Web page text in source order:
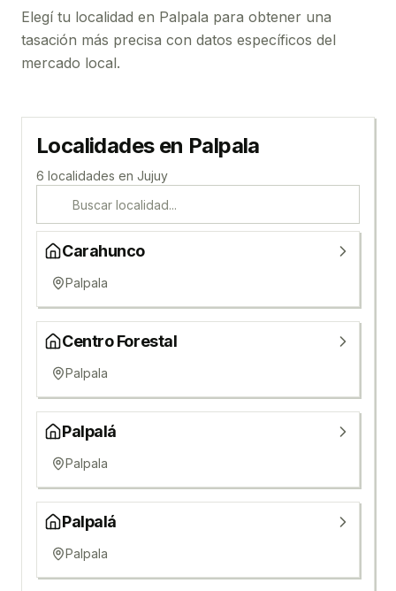
Elegí tu localidad en Palpala para obtener una
tasación más precisa con datos específicos del
mercado local.
Localidades en Palpala
6 localidades en Jujuy
Carahunco
Palpala
Centro Forestal
Palpala
Palpalá
Palpala
Palpalá
Palpala